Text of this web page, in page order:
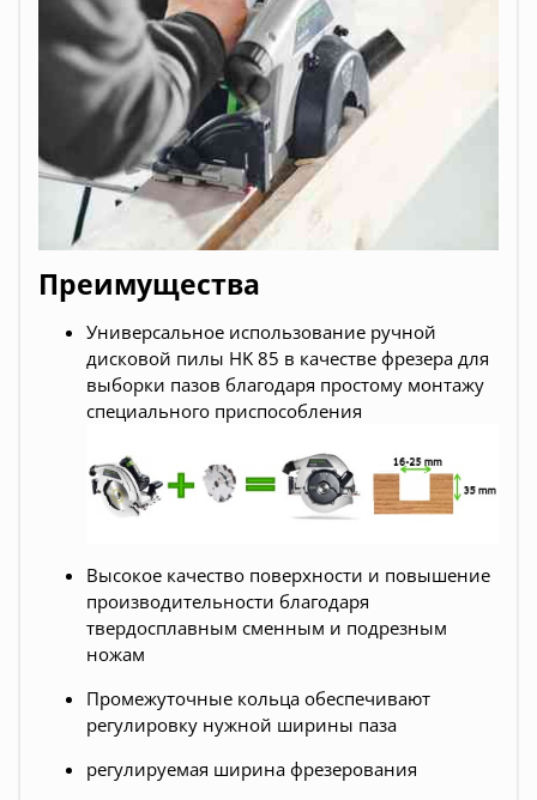
Преимущества
Универсальное использование ручной
дисковой пилы HK 85 в качестве фрезера для
выборки пазов благодаря простому монтажу
специального приспособления
Высокое качество поверхности и повышение
производительности благодаря
твердосплавным сменным и подрезным
ножам
Промежуточные кольца обеспечивают
регулировку нужной ширины паза
регулируемая ширина фрезерования